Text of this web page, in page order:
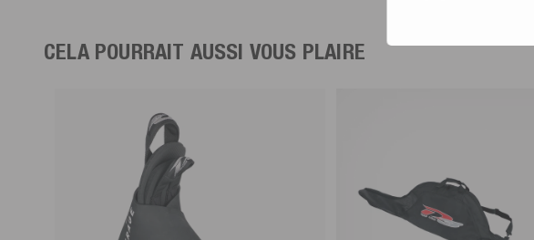
CELA POURRAIT AUSSI VOUS PLAIRE